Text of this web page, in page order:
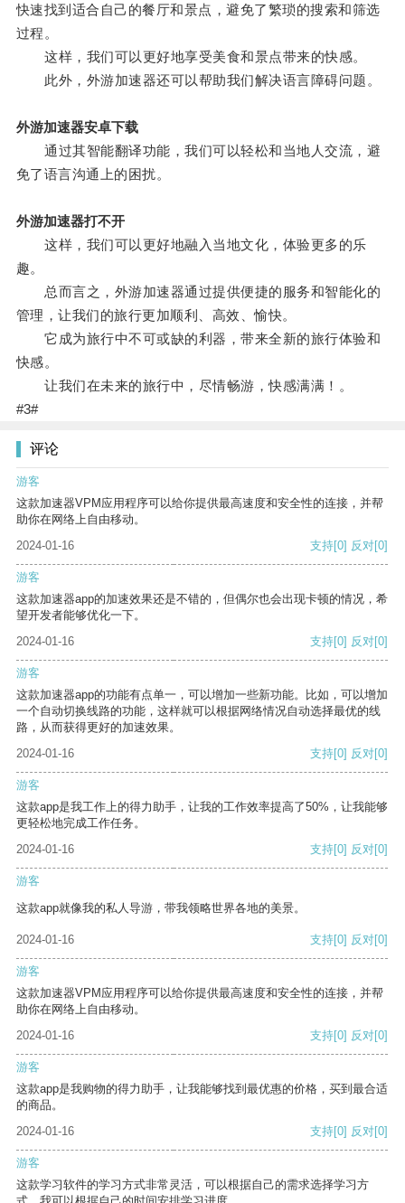
快速找到适合自己的餐厅和景点，避免了繁琐的搜索和筛选
过程。
这样，我们可以更好地享受美食和景点带来的快感。
此外，外游加速器还可以帮助我们解决语言障碍问题。
外游加速器安卓下载
通过其智能翻译功能，我们可以轻松和当地人交流，避
免了语言沟通上的困扰。
外游加速器打不开
这样，我们可以更好地融入当地文化，体验更多的乐
趣。
总而言之，外游加速器通过提供便捷的服务和智能化的
管理，让我们的旅行更加顺利、高效、愉快。
它成为旅行中不可或缺的利器，带来全新的旅行体验和
快感。
让我们在未来的旅行中，尽情畅游，快感满满！。
#3#
评论
游客
这款加速器VPM应用程序可以给你提供最高速度和安全性的连接，并帮
助你在网络上自由移动。
2024-01-16
支持[0] 反对[0]
游客
这款加速器app的加速效果还是不错的，但偶尔也会出现卡顿的情况，希
望开发者能够优化一下。
2024-01-16
支持[0] 反对[0]
游客
这款加速器app的功能有点单一，可以增加一些新功能。比如，可以增加
一个自动切换线路的功能，这样就可以根据网络情况自动选择最优的线
路，从而获得更好的加速效果。
2024-01-16
支持[0] 反对[0]
游客
这款app是我工作上的得力助手，让我的工作效率提高了50%，让我能够
更轻松地完成工作任务。
2024-01-16
支持[0] 反对[0]
游客
这款app就像我的私人导游，带我领略世界各地的美景。
2024-01-16 支持[0] 反对[0]
游客
这款加速器VPM应用程序可以给你提供最高速度和安全性的连接，并帮
助你在网络上自由移动。
2024-01-16
支持[0] 反对[0]
游客
这款app是我购物的得力助手，让我能够找到最优惠的价格，买到最合适
的商品。
2024-01-16
支持[0] 反对[0]
游客
这款学习软件的学习方式非常灵活，可以根据自己的需求选择学习方